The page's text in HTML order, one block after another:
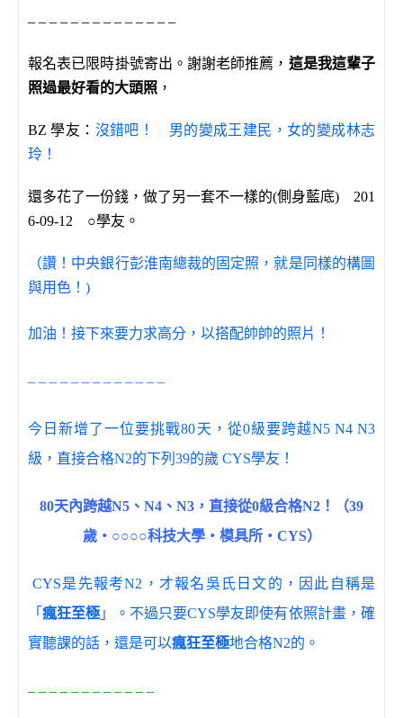
– – – – – – – – – – – – – –
報名表已限時掛號寄出。謝謝老師推薦， 這是我這輩子
照過最好看的大頭照 ，
BZ 學友： 沒錯吧！ 男的變成王建民，女的變成林志
玲！
還多花了一份錢，做了另一套不一樣的(側身藍底)
201
6-09-12 ○學友 。
（讚！中央銀行彭淮南總裁的固定照，就是同樣的構圖
與用色！)
加油！接下來要力求高分，以搭配帥帥的照片！
– – – – – – – – – – – – –
今日新增了一位要挑戰80天，從0級要跨越N5 N4 N3
級，直接合格N2的下列39的歲 CYS學友！
80天內跨越N5、N4、N3，直接從0級合格N2！（39
歲‧○○○○科技大學‧模具所‧CYS）
CYS是先報考N2，才報名吳氏日文的，因此自稱是
「瘋狂至極 」。不過只要CYS學友即使有依照計畫，確
實聽課的話，還是可以瘋狂至極地合格N2的。
– – – – – – – – – – – –